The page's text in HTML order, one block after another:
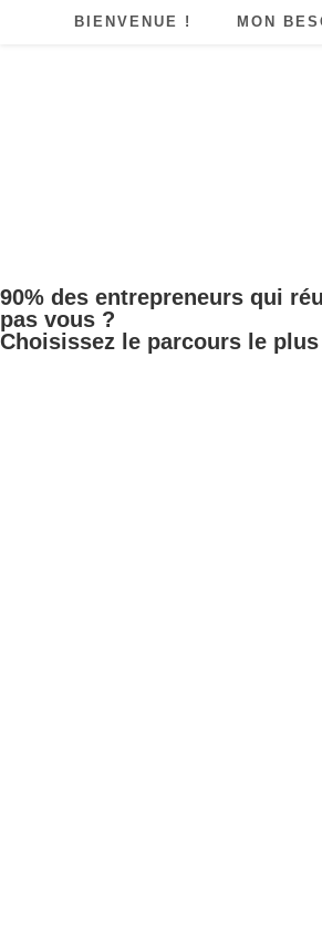
BIENVENUE ! MON
90% des entrepreneurs qui
pas vous ?
Choisissez le parcours le